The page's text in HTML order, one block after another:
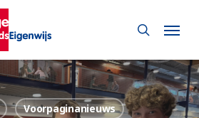
search
Menu
Voorpaginanieuws